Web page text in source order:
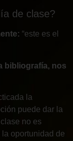
de clase?
“este es el
bibliografía, nos
la
puede dar la
no es
oportunidad de